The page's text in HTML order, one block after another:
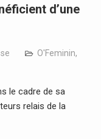
d’une
O'Feminin,
le cadre de sa
relais de la